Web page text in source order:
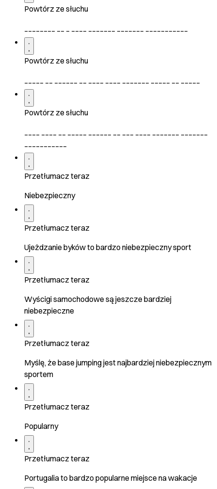
Powtórz ze słuchu
Powtórz ze słuchu
Powtórz ze słuchu
Przetłumacz teraz
Niebezpieczny
Przetłumacz teraz
Ujeżdzanie byków to bardzo niebezpieczny sport
Przetłumacz teraz
Wyścigi samochodowe są jeszcze bardziej
niebezpieczne
Przetłumacz teraz
Myślę, że base jumping jest najbardziej niebezpiecznym
sportem
Przetłumacz teraz
Popularny
Przetłumacz teraz
Portugalia to bardzo popularne miejsce na wakacje